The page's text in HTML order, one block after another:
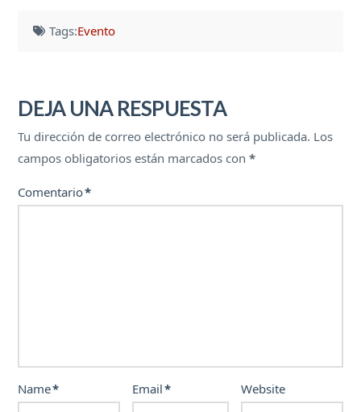
Tags:Evento
DEJA UNA RESPUESTA
Tu dirección de correo electrónico no será publicada. Los
campos obligatorios están marcados con*
Comentario*
Name* Email* Website